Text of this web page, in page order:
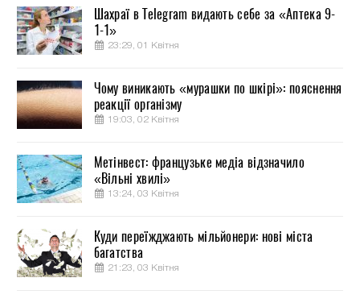
Шахраї в Telegram видають себе за «Аптека 9-
1-1»
23:29, 01 Квітня
Чому виникають «мурашки по шкірі»: пояснення
реакції організму
19:03, 02 Квітня
Метінвест: французьке медіа відзначило
«Вільні хвилі»
13:24, 03 Квітня
Куди переїжджають мільйонери: нові міста
багатства
21:23, 03 Квітня